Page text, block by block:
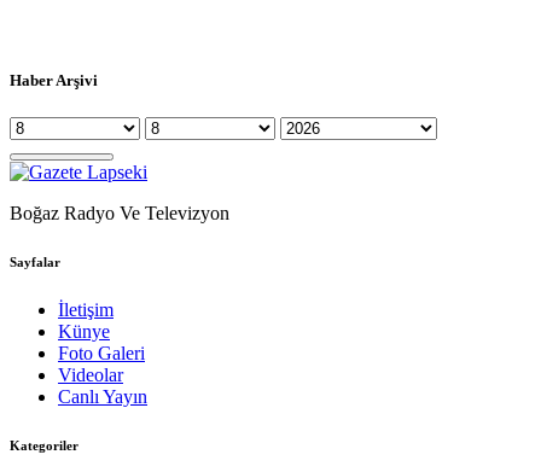
Haber Arşivi
Boğaz Radyo Ve Televizyon
Sayfalar
İletişim
Künye
Foto Galeri
Videolar
Canlı Yayın
Kategoriler